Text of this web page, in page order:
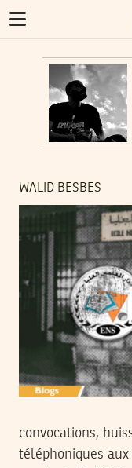
WALID BESBES
convocations,
téléphoniques